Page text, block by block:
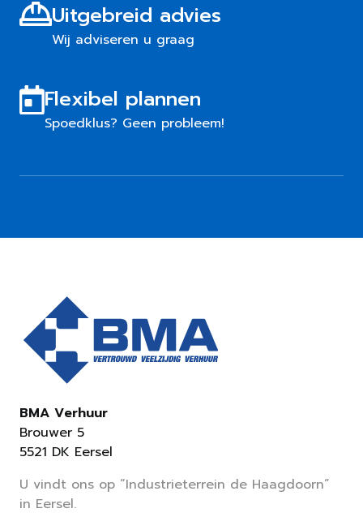
Uitgebreid advies
Wij adviseren u graag
Flexibel plannen
Spoedklus? Geen probleem!
BMA Verhuur
Brouwer 5
5521 DK Eersel
U vindt ons op “Industrieterrein de Haagdoorn”
in Eersel.